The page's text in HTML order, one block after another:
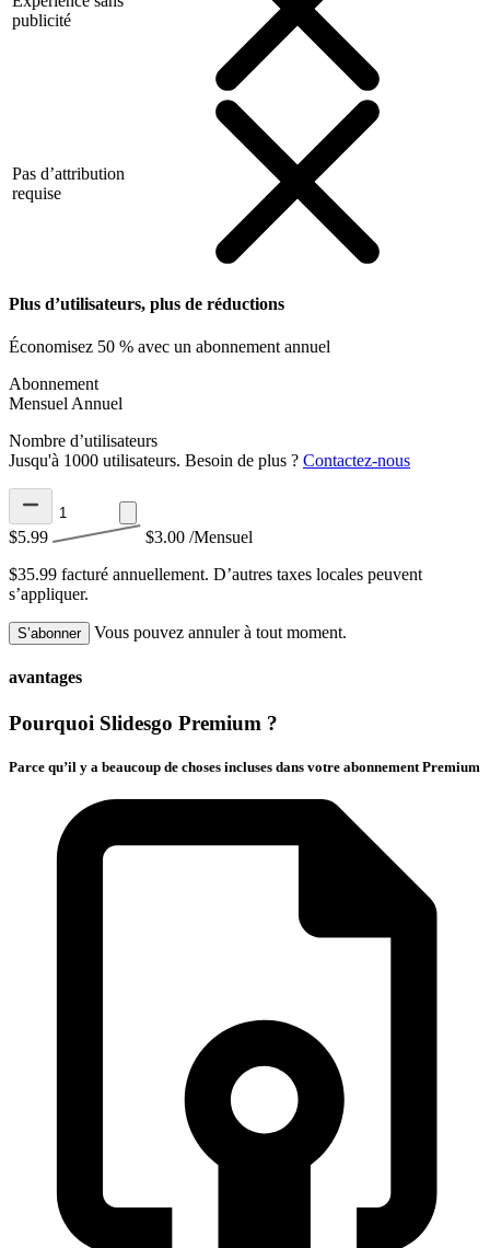
publicité
Pas d’attribution
requise
Plus d’utilisateurs, plus de réductions
Économisez 50 % avec un abonnement annuel
Abonnement
Mensuel Annuel
Nombre d’utilisateurs
Jusqu'à 1000 utilisateurs. Besoin de plus ? Contactez-nous
$5.99 $3.00 /Mensuel
$35.99 facturé annuellement. D’autres taxes locales peuvent
s’appliquer.
S’abonner Vous pouvez annuler à tout moment.
avantages
Pourquoi Slidesgo Premium ?
Parce qu’il y a beaucoup de choses incluses dans votre abonnement Premium